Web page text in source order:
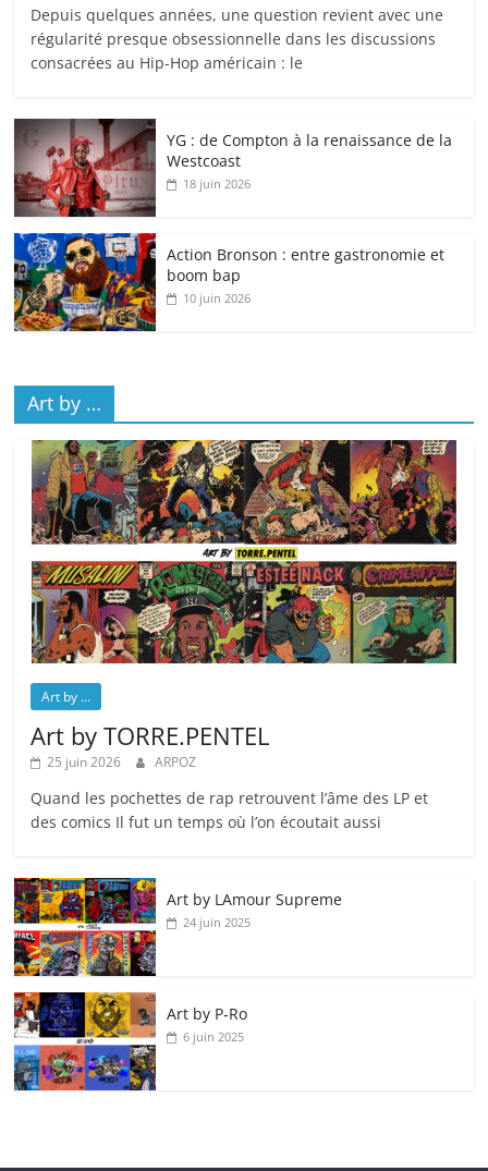
Depuis quelques années, une question revient avec une
régularité presque obsessionnelle dans les discussions
consacrées au Hip-Hop américain : le
YG : de Compton à la renaissance de la
Westcoast
18 juin 2026
Action Bronson : entre gastronomie et
boom bap
10 juin 2026
Art by …
Art by ...
Art by TORRE.PENTEL
25 juin 2026 ARPOZ
Quand les pochettes de rap retrouvent l’âme des LP et
des comics Il fut un temps où l’on écoutait aussi
Art by LAmour Supreme
24 juin 2025
Art by P‑Ro
6 juin 2025